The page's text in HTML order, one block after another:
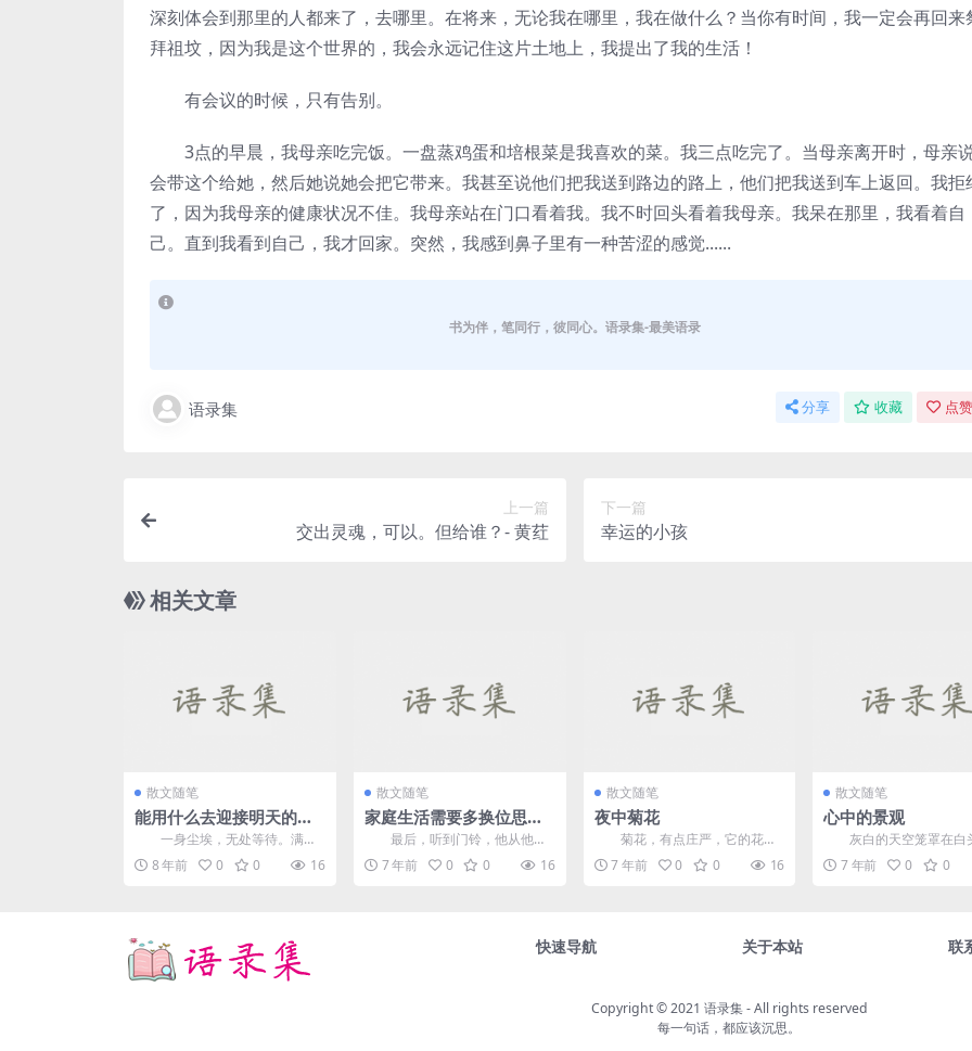
深刻体会到那里的人都来了，去哪里。在将来，无论我在哪里，我在做什么？当你有时间，我一定会再回来
拜祖坟，因为我是这个世界的，我会永远记住这片土地上，我提出了我的生活！
有会议的时候，只有告别。
3点的早晨，我母亲吃完饭。一盘蒸鸡蛋和培根菜是我喜欢的菜。我三点吃完了。当母亲离开时，母亲
会带这个给她，然后她说她会把它带来。我甚至说他们把我送到路边的路上，他们把我送到车上返回。我拒
了，因为我母亲的健康状况不佳。我母亲站在门口看着我。我不时回头看着我母亲。我呆在那里，我看着自
己。直到我看到自己，我才回家。突然，我感到鼻子里有一种苦涩的感觉......
书为伴，笔同行，彼同心。语录集-最美语录
语录集 分享 收藏 点
上一篇
交出灵魂，可以。但给谁？- 黄荭
下一篇
幸运的小孩
相关文章
散文随笔
能用什么去迎接明天的清
一身尘埃，无处等待。满心
空怀，情深却似海。生来无一
物，笑看菩提花开。 &nb...
8 年前 0 0 16
散文随笔
家庭生活需要多换位思
考，才会更加和睦
最后，听到门铃，他从他从
椅子上跳了起来，并兴奋地打开
门。在这一点上，墙上的时...
7 年前 0 0 16
散文随笔
夜中菊花
菊花，有点庄严，它的花瓣
其实美丽，非常浓密，具有贵族
气息。永远记住海豚的声音...
7 年前 0 0 16
散文随笔
心中的景观
灰白的天空笼罩在白
上，跟随秃鹫的心脏痕迹
的。我习惯独自一人躺在
7 年前 0 0
快速导航 关于本站 联
Copyright © 2021 语录集- All rights reserved
每一句话，都应该沉思。